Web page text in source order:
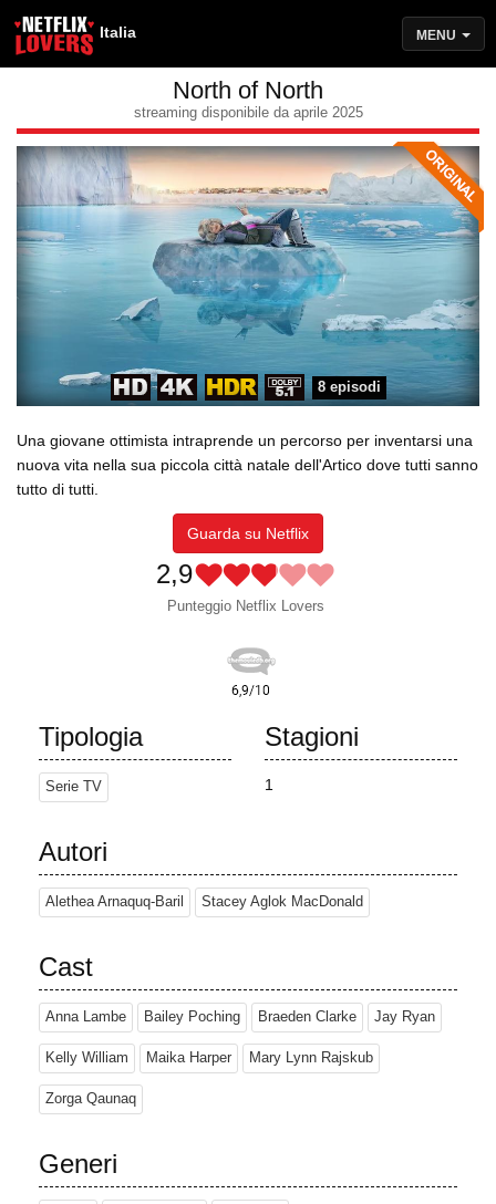
Italia MENU
North of North
streaming disponibile da aprile 2025
8 episodi
Una giovane ottimista intraprende un percorso per inventarsi una
nuova vita nella sua piccola città natale dell'Artico dove tutti sanno
tutto di tutti.
Guarda su Netflix
2,9
Punteggio Netflix Lovers
Tipologia
Serie TV
Stagioni
1
Autori
Alethea Arnaquq-Baril Stacey Aglok MacDonald
Cast
Anna Lambe Bailey Poching Braeden Clarke Jay Ryan
Kelly William Maika Harper Mary Lynn Rajskub
Zorga Qaunaq
Generi